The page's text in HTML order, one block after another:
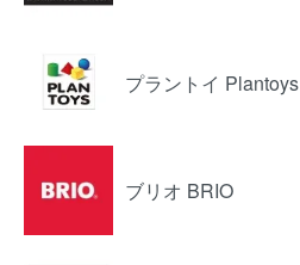
プラントイ Plantoys
ブリオ BRIO